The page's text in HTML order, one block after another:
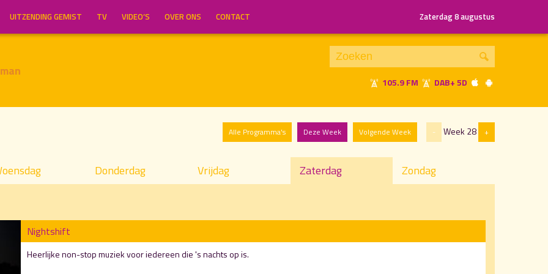
UITZENDING GEMIST TV VIDEO’S OVER ONS CONTACT Zaterdag 8 augustus
105.9 FM DAB+ 5D
Je luistert nu naaruur 1 van x
«Vorig uur Volgend uur»
Alle Programma's Deze Week Volgende Week - Week 28 +
Donderdag Vrijdag Zaterdag
Zondag
Nightshift
Heerlijke non-stop muziek voor iedereen die 's nachts op is.